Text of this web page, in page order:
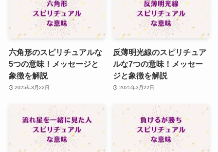
六角形のスピリチュアルな
5つの意味！メッセージと
象徴を解説
2025年3月22日
反薄明光線のスピリチュア
ルな7つの意味！メッセー
ジと象徴を解説
2025年3月22日